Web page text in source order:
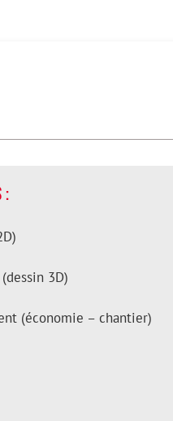
:
3D)
(économie – chantier)